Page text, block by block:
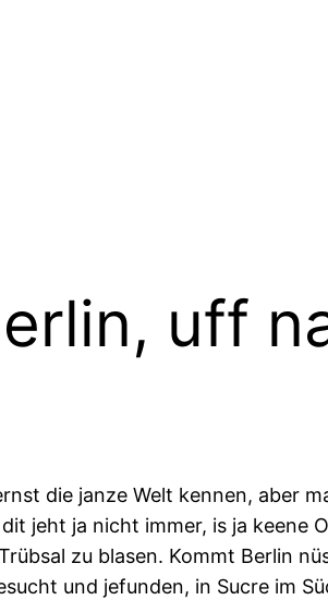
uff
die janze Welt kennen, aber
jeht ja nicht immer, is ja keene
zu blasen. Kommt Berlin
und jefunden, in Sucre im